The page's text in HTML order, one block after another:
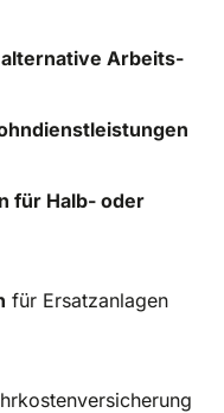
alternative Arbeits-
für Halb- oder
für Ersatzanlagen